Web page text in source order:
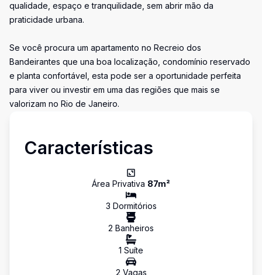
qualidade, espaço e tranquilidade, sem abrir mão da
praticidade urbana.
Se você procura um apartamento no Recreio dos
Bandeirantes que una boa localização, condomínio reservado
e planta confortável, esta pode ser a oportunidade perfeita
para viver ou investir em uma das regiões que mais se
valorizam no Rio de Janeiro.
Características
Área Privativa 87m²
3 Dormitórios
2 Banheiros
1 Suíte
2 Vagas